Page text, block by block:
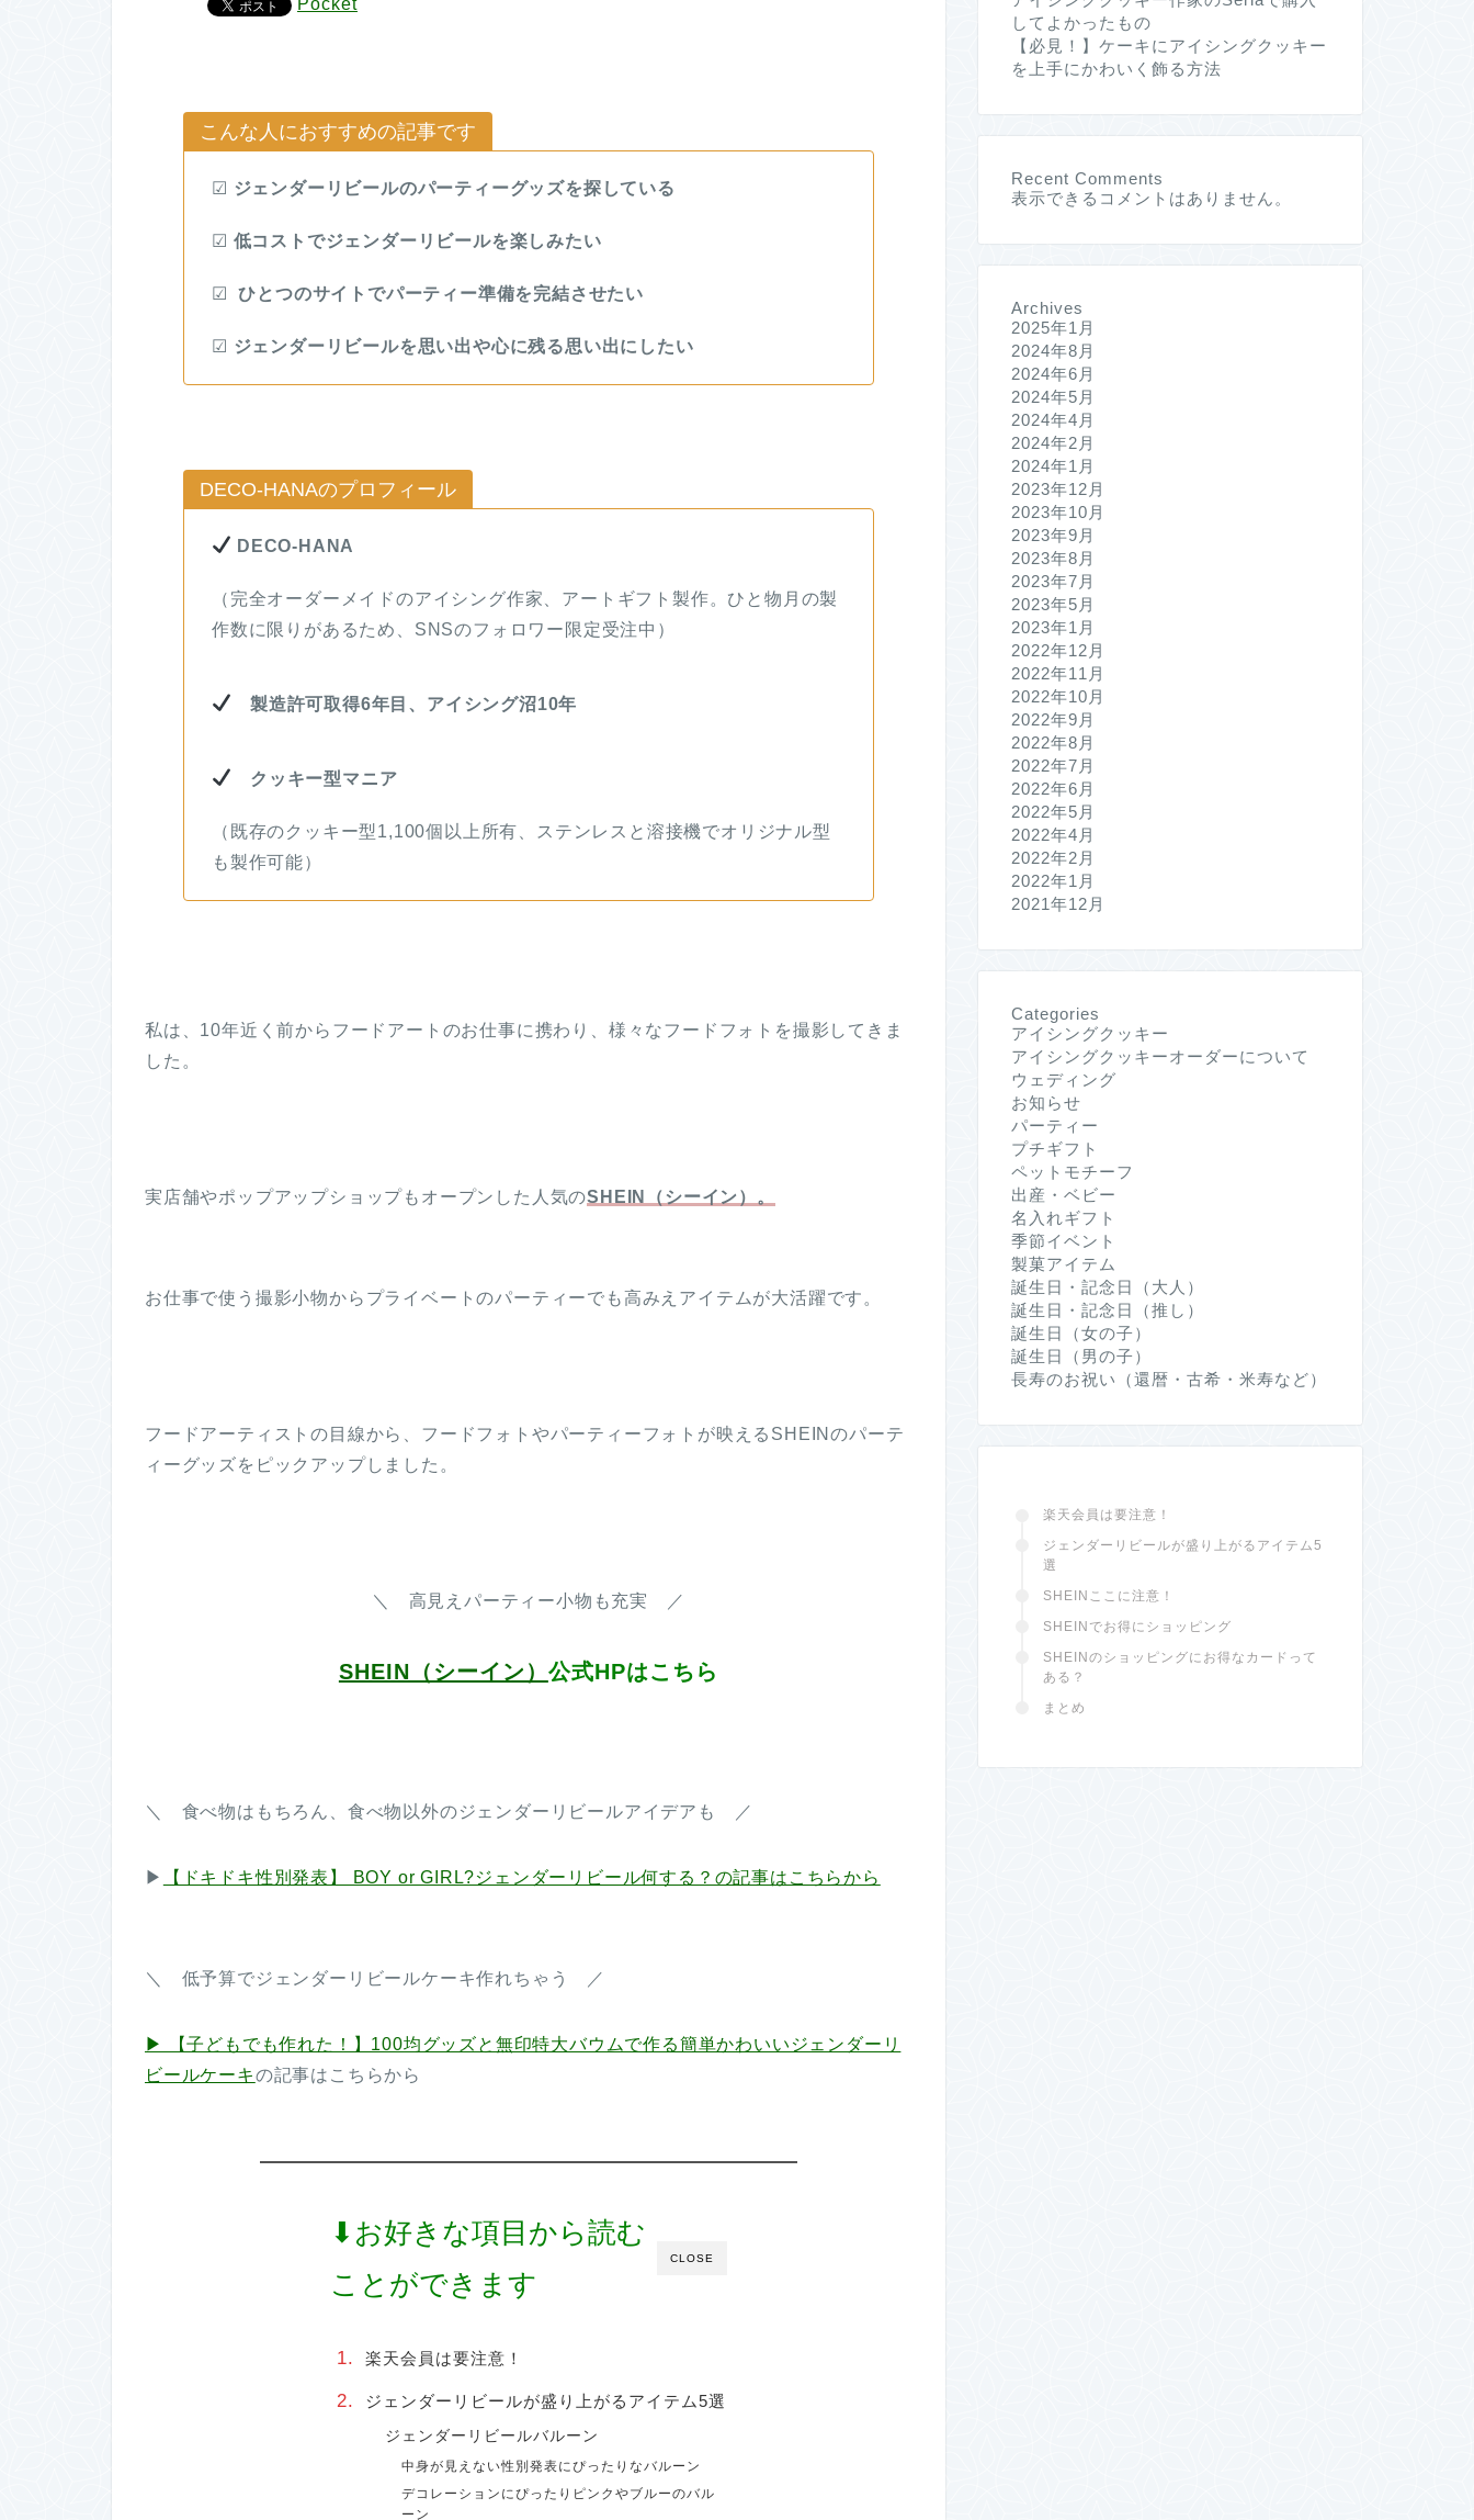
こんな人におすすめの記事です
☑︎ ジェンダーリビールのパーティーグッズを探している
☑︎ 低コストでジェンダーリビールを楽しみたい
☑︎ひとつのサイトでパーティー準備を完結させたい
☑︎ ジェンダーリビールを思い出や心に残る思い出にしたい
DECO-HANAのプロフィール
DECO-HANA
（完全オーダーメイドのアイシング作家、アートギフト製作。ひと物月の製
作数に限りがあるため、SNSのフォロワー限定受注中）
製造許可取得6年目、アイシング沼10年
クッキー型マニア
（既存のクッキー型1,100個以上所有、ステンレスと溶接機でオリジナル型
も製作可能）
私は、10年近く前からフードアートのお仕事に携わり、様々なフードフォトを撮影してきま
した。
実店舗やポップアップショップもオープンした人気のSHEIN（シーイン）。
お仕事で使う撮影小物からプライベートのパーティーでも高みえアイテムが大活躍です。
フードアーティストの目線から、フードフォトやパーティーフォトが映えるSHEINのパーテ
ィーグッズをピックアップしました。
＼ 高見えパーティー小物も充実 ／
SHEIN（シーイン） 公式HPはこちら
＼ 食べ物はもちろん、食べ物以外のジェンダーリビールアイデアも ／
▶︎ 【ドキドキ性別発表】 BOY or GIRL?ジェンダーリビール何する？の記事はこちらから
＼ 低予算でジェンダーリビールケーキ作れちゃう ／
▶︎ 【子どもでも作れた！】100均グッズと無印特大バウムで作る簡単かわいいジェンダーリ
ビールケーキの記事はこちらから
CLOSE
⬇︎お好きな項目から読む
ことができます
楽天会員は要注意！
ジェンダーリビールが盛り上がるアイテム5選
ジェンダーリビールバルーン
中身が見えない性別発表にぴったりなバルーン
デコレーションにぴったりピンクやブルーのバル
ーン
してよかったもの
【必見！】ケーキにアイシングクッキー
を上手にかわいく飾る方法
Recent Comments
表示できるコメントはありません。
Archives
2025年1月
2024年8月
2024年6月
2024年5月
2024年4月
2024年2月
2024年1月
2023年12月
2023年10月
2023年9月
2023年8月
2023年7月
2023年5月
2023年1月
2022年12月
2022年11月
2022年10月
2022年9月
2022年8月
2022年7月
2022年6月
2022年5月
2022年4月
2022年2月
2022年1月
2021年12月
Categories
アイシングクッキー
アイシングクッキーオーダーについて
ウェディング
お知らせ
パーティー
プチギフト
ペットモチーフ
出産・ベビー
名入れギフト
季節イベント
製菓アイテム
誕生日・記念日（大人）
誕生日・記念日（推し）
誕生日（女の子）
誕生日（男の子）
長寿のお祝い（還暦・古希・米寿など）
楽天会員は要注意！
ジェンダーリビールが盛り上がるアイテム5
選
SHEINここに注意！
SHEINでお得にショッピング
SHEINのショッピングにお得なカードって
ある？
まとめ